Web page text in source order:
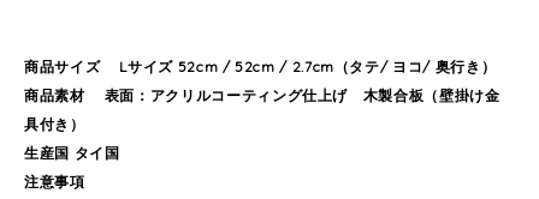
商品サイズ Lサイズ 52cm / 52cm / 2.7cm（タテ/ ヨコ/ 奥行き）
商品素材 表面：アクリルコーティング仕上げ 木製合板（壁掛け金
具付き）
生産国 タイ国
注意事項